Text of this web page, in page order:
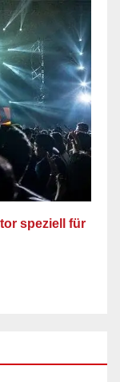
speziell für